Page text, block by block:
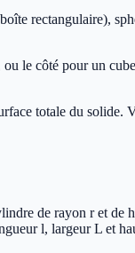
rectangulaire),
le côté pour un
totale du
de rayon r et
l, largeur L et